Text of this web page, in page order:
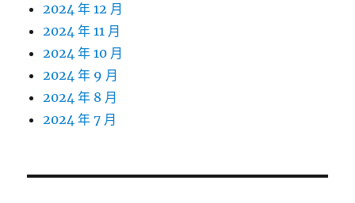
2024 年 12 月
2024 年 11 月
2024 年 10 月
2024 年 9 月
2024 年 8 月
2024 年 7 月